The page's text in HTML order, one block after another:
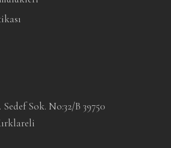
Sok. No:32/B 39750